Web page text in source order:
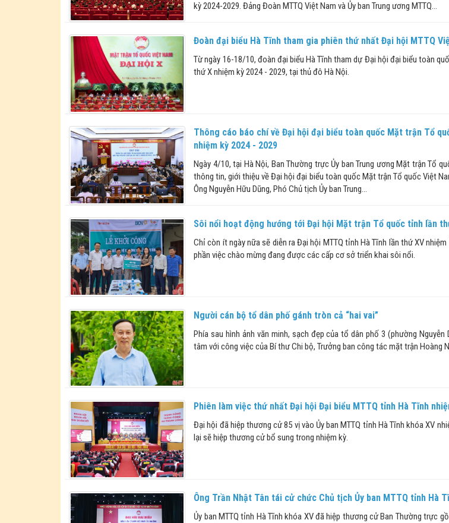
kỳ 2024-2029. Đảng Đoàn MTTQ Việt Nam và Ủy ban Trung ương MTTQ...
Đoàn đại biểu Hà Tĩnh tham gia phiên thứ nhất Đại hội MTTQ
Từ ngày 16-18/10, đoàn đại biểu Hà Tĩnh tham dự Đại hội đại biểu toàn
thứ X nhiệm kỳ 2024 - 2029, tại thủ đô Hà Nội.
Thông cáo báo chí về Đại hội đại biểu toàn quốc Mặt trận Tổ
nhiệm kỳ 2024 - 2029
Ngày 4/10, tại Hà Nội, Ban Thường trực Ủy ban Trung ương Mặt trận Tổ
thông tin, giới thiệu về Đại hội đại biểu toàn quốc Mặt trận Tổ quốc Việt
Ông Nguyễn Hữu Dũng, Phó Chủ tịch Ủy ban Trung...
Sôi nổi hoạt động hướng tới Đại hội Mặt trận Tổ quốc tỉnh lần
Chỉ còn ít ngày nữa sẽ diễn ra Đại hội MTTQ tỉnh Hà Tĩnh lần thứ XV
phần việc chào mừng đang được các cấp cơ sở triển khai sôi nổi.
Người cán bộ tổ dân phố gánh tròn cả “hai vai”
Phía sau hình ảnh văn minh, sạch đẹp của tổ dân phố 3 (phường
tâm với công việc của Bí thư Chi bộ, Trưởng ban công tác mặt trận Hoàng
Phiên làm việc thứ nhất Đại hội Đại biểu MTTQ tỉnh Hà Tĩnh
Đại hội đã hiệp thương cử 85 vị vào Ủy ban MTTQ tỉnh Hà Tĩnh khóa XV
lại sẽ hiệp thương cử bổ sung trong nhiệm kỳ.
Ông Trần Nhật Tân tái cử chức Chủ tịch Ủy ban MTTQ tỉnh Hà
Ủy ban MTTQ tỉnh Hà Tĩnh khóa XV đã hiệp thương cử Ban Thường trực